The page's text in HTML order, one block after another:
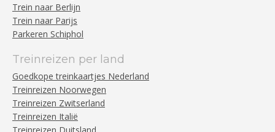
Trein naar Berlijn
Trein naar Parijs
Parkeren Schiphol
Treinreizen per land
Goedkope treinkaartjes Nederland
Treinreizen Noorwegen
Treinreizen Zwitserland
Treinreizen Italië